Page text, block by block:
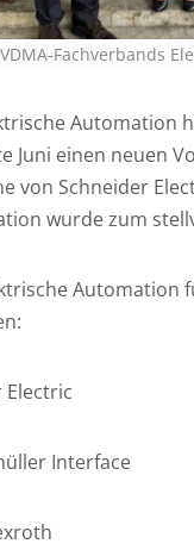
Fachverbands
Automation
Juni einen neuen
von Schneider
wurde zum
Automation
Electric
Interface